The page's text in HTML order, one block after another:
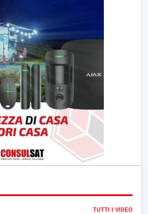
TUTTI I VIDEO